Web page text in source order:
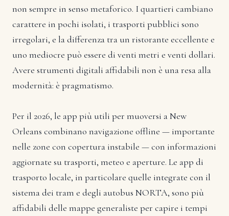
non sempre in senso metaforico. I quartieri cambiano
carattere in pochi isolati, i trasporti pubblici sono
irregolari, e la differenza tra un ristorante eccellente e
uno mediocre può essere di venti metri e venti dollari.
Avere strumenti digitali affidabili non è una resa alla
modernità: è pragmatismo.
Per il 2026, le app più utili per muoversi a New
Orleans combinano navigazione offline — importante
nelle zone con copertura instabile — con informazioni
aggiornate su trasporti, meteo e aperture. Le app di
trasporto locale, in particolare quelle integrate con il
sistema dei tram e degli autobus NORTA, sono più
affidabili delle mappe generaliste per capire i tempi